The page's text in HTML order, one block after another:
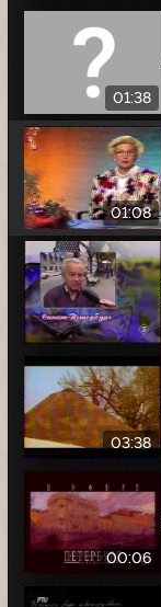
01:38
01:08
03:38
00:06